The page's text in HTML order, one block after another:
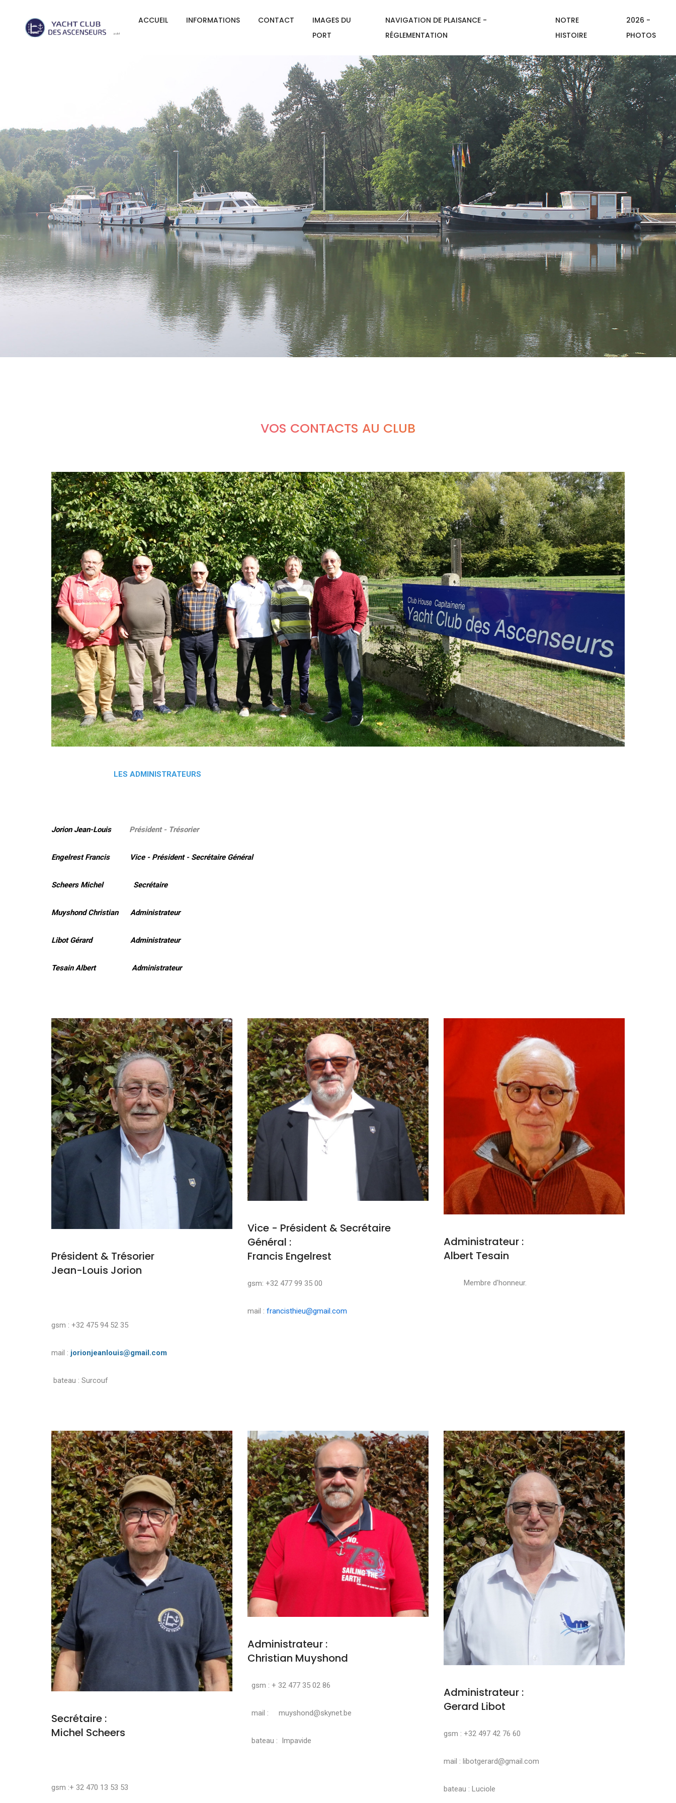
ACCUEIL INFORMATIONS CONTACT
IMAGES DU
PORT
NAVIGATION DE PLAISANCE -
RÉGLEMENTATION
NOTRE
HISTOIRE
2026 -
PHOTOS
VOS CONTACTS AU CLUB
LES ADMINISTRATEURS
Jorion Jean-Louis Président - Trésorier
Engelrest Francis Vice - Président - Secrétaire Général
Scheers Michel Secrétaire
Muyshond Christian Administrateur
Libot Gérard Administrateur
Tesain Albert Administrateur
Président & Trésorier
Jean-Louis Jorion
gsm : +32 475 94 52 35
mail : jorionjeanlouis@gmail.com
bateau : Surcouf
Vice - Président & Secrétaire
Général :
Francis Engelrest
gsm: +32 477 99 35 00
mail : francisthieu@gmail.com
Administrateur :
Albert Tesain
Membre d'honneur.
Secrétaire :
Michel Scheers
gsm :+ 32 470 13 53 53
Administrateur :
Christian Muyshond
gsm : + 32 477 35 02 86
mail : muyshond@skynet.be
bateau : Impavide
Administrateur :
Gerard Libot
gsm : +32 497 42 76 60
mail : libotgerard@gmail.com
bateau : Luciole